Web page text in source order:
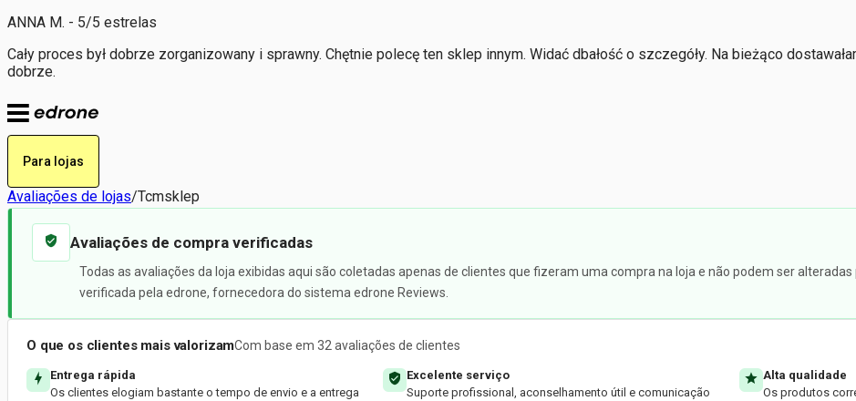
ANNA M. - 5/5 estrelas
Cały proces był dobrze zorganizowany i sprawny. Chętnie polecę ten sklep innym. Widać dbałość o szczegóły. Na bieżąco
dobrze.
Para lojas
Avaliações de lojas/Tcmsklep
Avaliações de compra verificadas
Todas as avaliações da loja exibidas aqui são coletadas apenas de clientes que fizeram uma compra na loja e não podem ser
verificada pela edrone, fornecedora do sistema edrone Reviews.
O que os clientes mais valorizamCom base em 32 avaliações de clientes
Entrega rápida
Os clientes elogiam bastante o tempo de envio e a entrega
Excelente serviço
Suporte profissional, aconselhamento útil e comunicação
Alta qualidade
Os produtos